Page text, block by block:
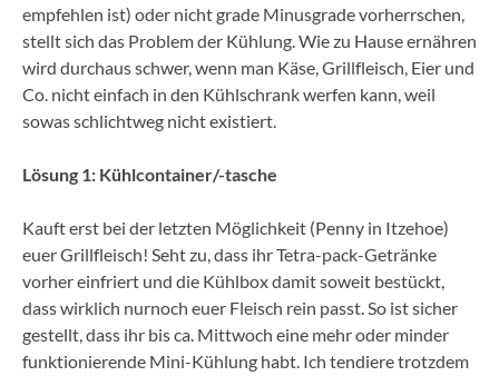
empfehlen ist) oder nicht grade Minusgrade vorherrschen,
stellt sich das Problem der Kühlung. Wie zu Hause ernähren
wird durchaus schwer, wenn man Käse, Grillfleisch, Eier und
Co. nicht einfach in den Kühlschrank werfen kann, weil
sowas schlichtweg nicht existiert.
Lösung 1: Kühlcontainer/-tasche
Kauft erst bei der letzten Möglichkeit (Penny in Itzehoe)
euer Grillfleisch! Seht zu, dass ihr Tetra-pack-Getränke
vorher einfriert und die Kühlbox damit soweit bestückt,
dass wirklich nurnoch euer Fleisch rein passt. So ist sicher
gestellt, dass ihr bis ca. Mittwoch eine mehr oder minder
funktionierende Mini-Kühlung habt. Ich tendiere trotzdem